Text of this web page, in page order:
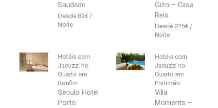
Saudade
82€
Gizo – Casa
Reis
225€
Hotéis com
Jacuzzi no
Quarto em
Bonfim
Seculo Hotel
Porto
Hotéis com
Jacuzzi no
Quarto em
Portimão
Villa
Moments –